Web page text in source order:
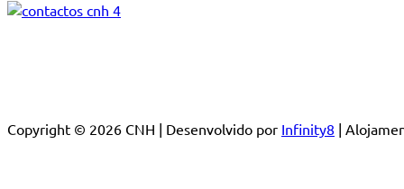
Copyright © 2026 CNH | Desenvolvido por Infinity8 |